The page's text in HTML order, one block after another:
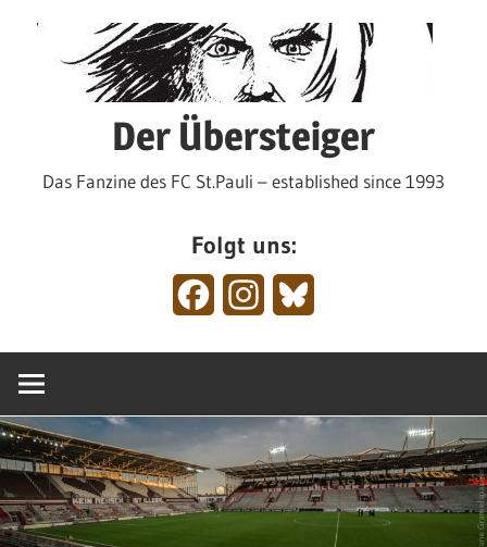
Der Übersteiger
Das Fanzine des FC St.Pauli – established since 1993
Folgt uns:
FacebookInstagram